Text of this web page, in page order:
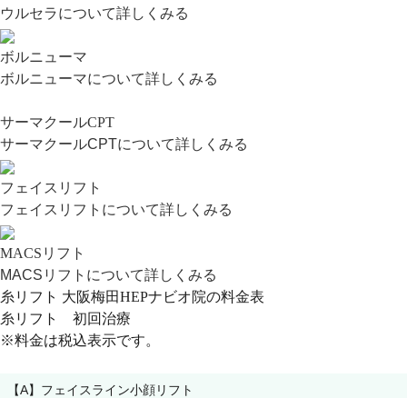
ウルセラについて詳しくみる
ボルニューマ
ボルニューマについて詳しくみる
サーマクールCPT
サーマクールCPTについて詳しくみる
フェイスリフト
フェイスリフトについて詳しくみる
MACSリフト
MACSリフトについて詳しくみる
糸リフト 大阪梅田HEPナビオ院の料金表
糸リフト 初回治療
※料金は税込表示です。
【A】フェイスライン小顔リフト